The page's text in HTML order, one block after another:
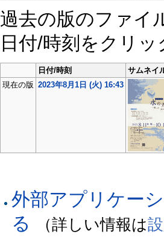
過去の版のファイ
日付/時刻をクリ
日付/時刻
サムネイ
現在の版 2023年8月1日 (火) 16:43
外部アプリケー
る
（詳しい情報は